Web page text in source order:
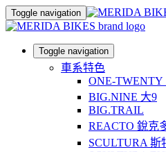
Toggle navigation
Toggle navigation
車系特色
ONE-TWENTY
BIG.NINE 大9
BIG.TRAIL
REACTO 銳克
SCULTURA 斯